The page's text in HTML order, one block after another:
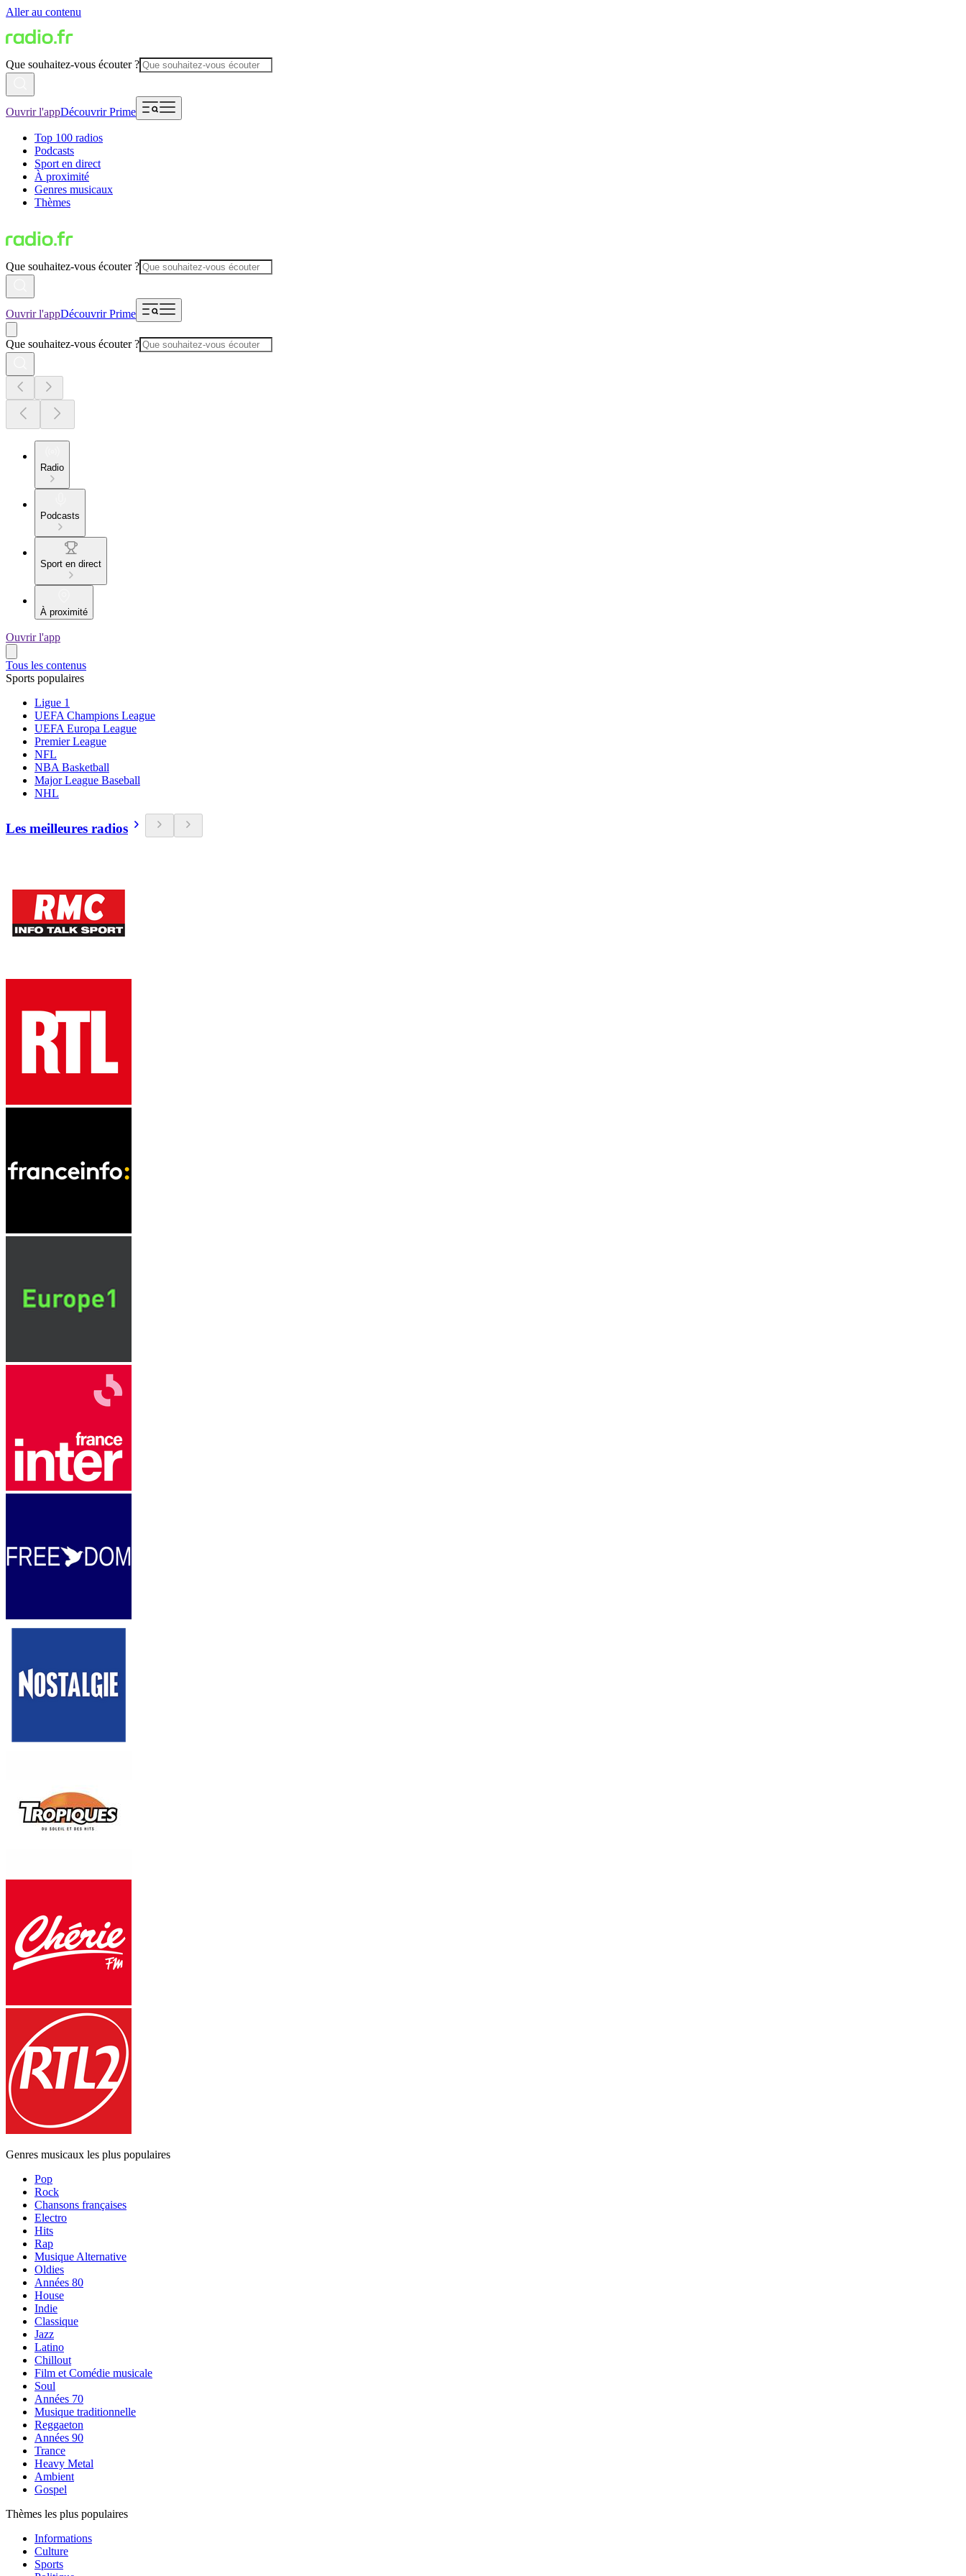
Aller au contenu
Que souhaitez-vous écouter ?
Ouvrir l'appDécouvrir Prime
Top 100 radios
Podcasts
Sport en direct
À proximité
Genres musicaux
Thèmes
Que souhaitez-vous écouter ?
Ouvrir l'appDécouvrir Prime
Que souhaitez-vous écouter ?
Radio
Podcasts
Sport en direct
À proximité
Ouvrir l'app
Tous les contenus
Sports populaires
Ligue 1
UEFA Champions League
UEFA Europa League
Premier League
NFL
NBA Basketball
Major League Baseball
NHL
Les meilleures radios
Genres musicaux les plus populaires
Pop
Rock
Chansons françaises
Electro
Hits
Rap
Musique Alternative
Oldies
Années 80
House
Indie
Classique
Jazz
Latino
Chillout
Film et Comédie musicale
Soul
Années 70
Musique traditionnelle
Reggaeton
Années 90
Trance
Heavy Metal
Ambient
Gospel
Thèmes les plus populaires
Informations
Culture
Sports